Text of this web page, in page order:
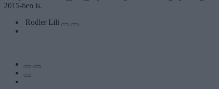
2015-ben is.
Rodler Lili